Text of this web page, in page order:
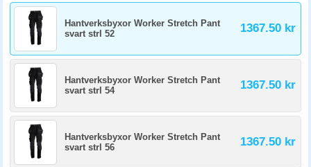
Hantverksbyxor Worker Stretch Pant
svart strl 52
1367.50 kr
Hantverksbyxor Worker Stretch Pant
svart strl 54
1367.50 kr
Hantverksbyxor Worker Stretch Pant
svart strl 56
1367.50 kr